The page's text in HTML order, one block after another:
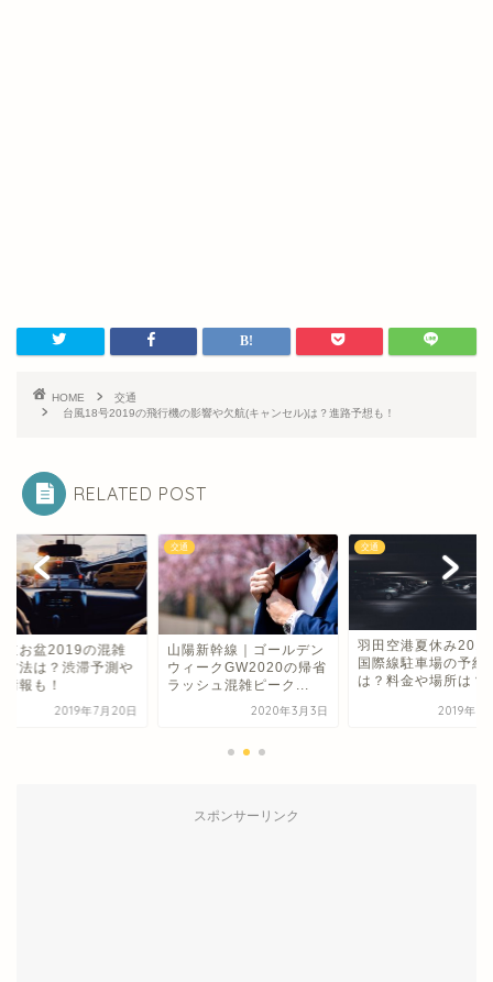
HOME
交通
台風18号2019の飛行機の影響や欠航(キャンセル)は？進路予想も！
RELATED POST
道お盆2019の混雑
方法は？渋滞予測や
情報も！
2019年7月20日
交通
山陽新幹線｜ゴールデン
ウィークGW2020の帰省
ラッシュ混雑ピーク...
2020年3月3日
交通
羽田空港夏休み
国際線駐車場の予約
は？料金や場所は？
2019年7
スポンサーリンク